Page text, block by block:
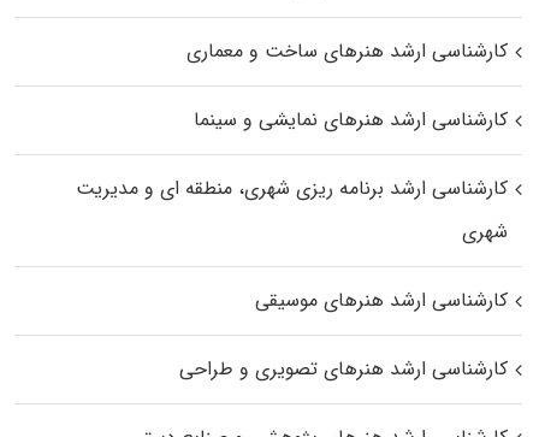
کارشناسی ارشد هنرهای ساخت و معماری
کارشناسی ارشد هنرهای نمایشی و سینما
کارشناسی ارشد برنامه ریزی شهری، منطقه‌ ای و مدیریت
شهری
کارشناسی ارشد هنرهای موسیقی
کارشناسی ارشد هنرهای تصویری و طراحی